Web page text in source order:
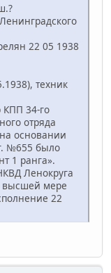
22 05 1938
техник
КПП 34-го
отряда
основании
№655 было
1 ранга».
Ленокруга
высшей мере
22